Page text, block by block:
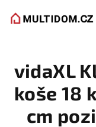
vidaXL
koše 18
cm